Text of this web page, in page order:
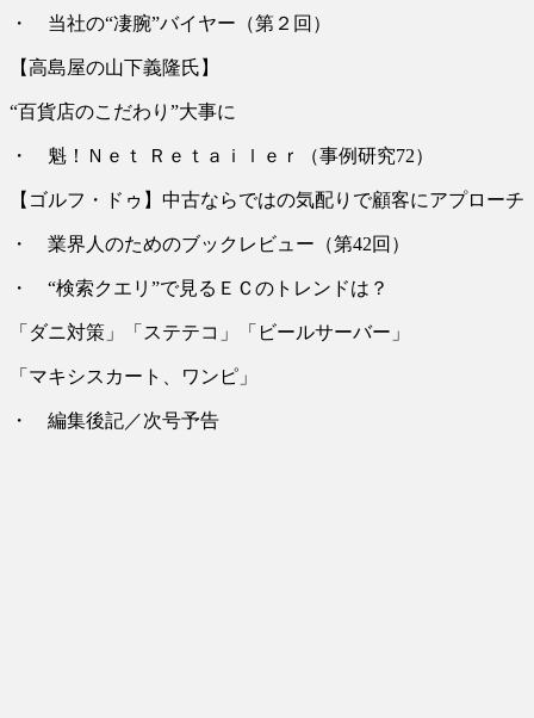
・ 当社の“凄腕”バイヤー（第２回）
【高島屋の山下義隆氏】
“百貨店のこだわり”大事に
・ 魁！Ｎｅｔ Ｒｅｔａｉｌｅｒ（事例研究72）
【ゴルフ・ドゥ】中古ならではの気配りで顧客にアプローチ
・ 業界人のためのブックレビュー（第42回）
・ “検索クエリ”で見るＥＣのトレンドは？
「ダニ対策」「ステテコ」「ビールサーバー」
「マキシスカート、ワンピ」
・ 編集後記／次号予告